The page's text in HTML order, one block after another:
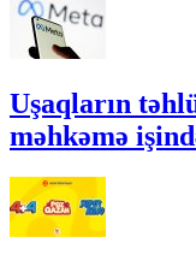
Uşaqların
məhkəmə